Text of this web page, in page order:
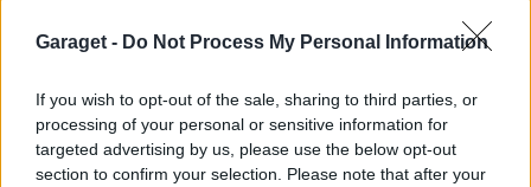
Garaget - Do Not Process My Personal Information
If you wish to opt-out of the sale, sharing to third parties, or
processing of your personal or sensitive information for
targeted advertising by us, please use the below opt-out
section to confirm your selection. Please note that after your
5
1 416 visningar 21 nov. 13